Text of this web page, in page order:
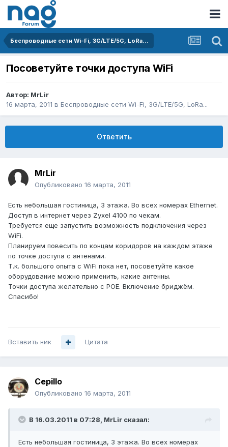
Беспроводные сети Wi-Fi, 3G/LTE/5G, LoRa...
Посоветуйте точки доступа WiFi
Автор: MrLir
16 марта, 2011 в Беспроводные сети Wi-Fi, 3G/LTE/5G, LoRa...
Ответить
MrLir
Опубликовано 16 марта, 2011
Есть небольшая гостиница, 3 этажа. Во всех номерах Ethernet.
Доступ в интернет через Zyxel 4100 по чекам.
Требуется еще запустить возможность подключения через
WiFi.
Планируем повесить по концам коридоров на каждом этаже
по точке доступа с антенами.
Т.к. большого опыта с WiFi пока нет, посоветуйте какое
оборудование можно применить, какие антенны.
Точки доступа желательно с POE. Включение бриджём.
Спасибо!
Вставить ник Цитата
Cepillo
Опубликовано 16 марта, 2011
В 16.03.2011 в 07:28, MrLir сказал:
Есть небольшая гостиница, 3 этажа. Во всех номерах